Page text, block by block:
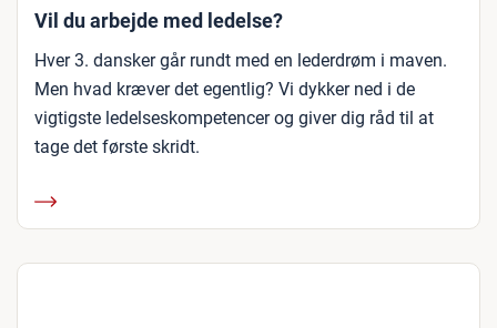
Vil du arbejde med ledelse?
Hver 3. dansker går rundt med en lederdrøm i maven.
Men hvad kræver det egentlig? Vi dykker ned i de
vigtigste ledelseskompetencer og giver dig råd til at
tage det første skridt.